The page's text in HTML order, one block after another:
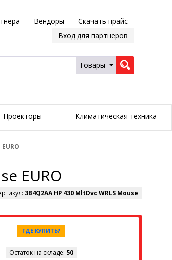
Вендоры
Скачать прайс
Вход для партнеров
Товары
Проекторы Климатическая техника
EURO
3B4Q2AA HP 430 MltDvc WRLS Mouse
ГДЕ КУПИТЬ?
Остаток на складе: 50